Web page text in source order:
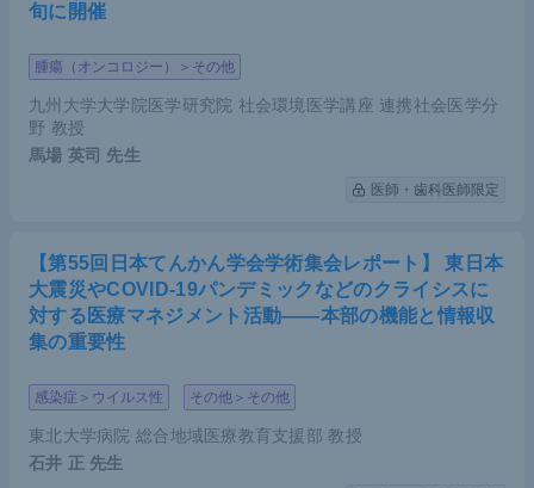
旬に開催
腫瘍（オンコロジー）＞その他
九州大学大学院医学研究院 社会環境医学講座 連携社会医学分
野 教授
馬場 英司 先生
医師・歯科医師限定
【第55回日本てんかん学会学術集会レポート】 東日本
大震災やCOVID-19パンデミックなどのクライシスに
対する医療マネジメント活動――本部の機能と情報収
集の重要性
感染症＞ウイルス性 その他＞その他
東北大学病院 総合地域医療教育支援部 教授
石井 正 先生